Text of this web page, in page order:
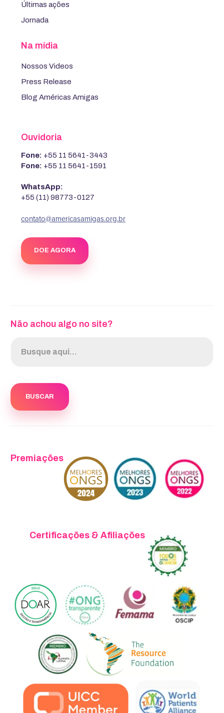
Últimas ações
Jornada
Na mídia
Nossos Videos
Press Release
Blog Américas Amigas
Ouvidoria
Fone: +55 11 5641-3443
Fone: +55 11 5641-1591
WhatsApp:
+55 (11) 98773-0127
contato@americasamigas.org.br
DOE AGORA
Não achou algo no site?
Premiações
Certificações & Afiliações